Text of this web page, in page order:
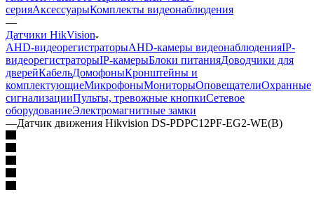
серияАксессуарыКомплекты видеонаблюдения
—
Датчики HikVision
AHD-видеорегистраторыAHD-камеры видеонаблюденияIP-
видеорегистраторыIP-камерыБлоки питанияДоводчики для
дверейКабельДомофоныКронштейны и
комплектующиеМикрофоныМониторыОповещателиОхранные
сигнализацииПульты, тревожные кнопкиСетевое
оборудованиеЭлектромагнитные замки
—Датчик движения Hikvision DS-PDPC12PF-EG2-WE(B)